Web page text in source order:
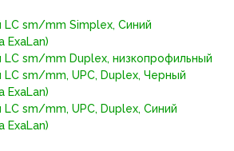
sm/mm Simplex, Синий
ExaLan)
sm/mm Duplex, низкопрофильный
sm/mm, UPC, Duplex, Черный
ExaLan)
sm/mm, UPC, Duplex, Синий
ExaLan)